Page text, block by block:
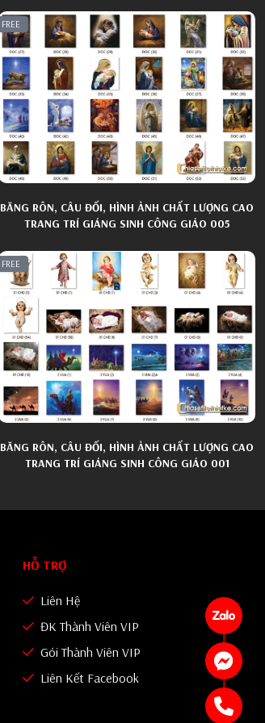
FREE
BĂNG RÔN, CÂU ĐỐI, HÌNH ẢNH CHẤT LƯỢNG CAO
TRANG TRÍ GIÁNG SINH CÔNG GIÁO 005
FREE
BĂNG RÔN, CÂU ĐỐI, HÌNH ẢNH CHẤT LƯỢNG CAO
TRANG TRÍ GIÁNG SINH CÔNG GIÁO 001
HỖ TRỢ
Liên Hệ
ĐK Thành Viên VIP
Gói Thành Viên VIP
Liên Kết Facebook